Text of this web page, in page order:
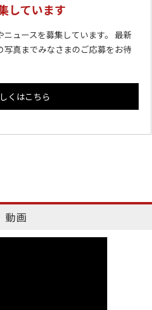
しています
ュースを募集しています。 最新
真までみなさまのご応募をお待
くはこちら
動画